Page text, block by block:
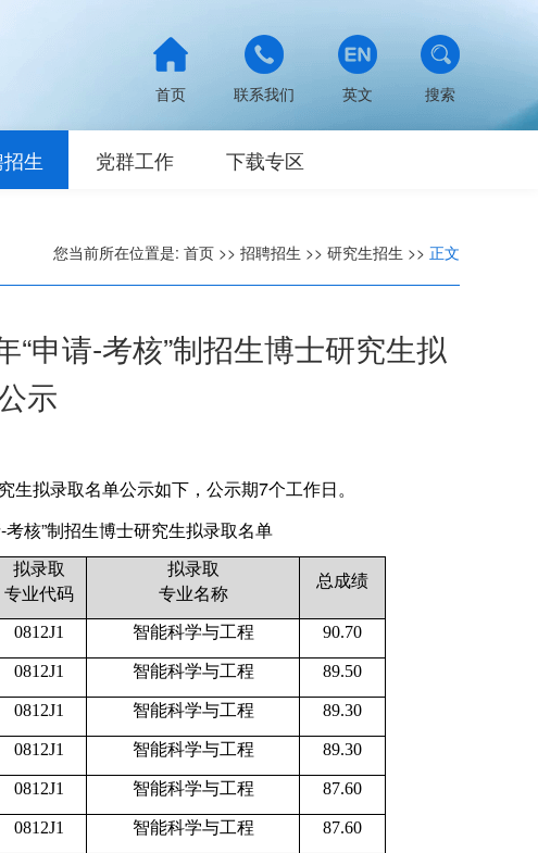
搜索
英文
联系我们
首页
生 党群工作 下载专区
您当前所在位置是: 首页 >> 招聘招生 >> 研究生招生 >> 正文
申请-考核”制招生博士研究生拟
示
拟录取名单公示如下，公示期7个工作日。
核”制招生博士研究生拟录取名单
拟录取
专业代码
拟录取
专业名称
总成绩
0812J1 智能科学与工程 90.70
0812J1 智能科学与工程 89.50
0812J1 智能科学与工程 89.30
0812J1 智能科学与工程 89.30
0812J1 智能科学与工程 87.60
0812J1 智能科学与工程 87.60